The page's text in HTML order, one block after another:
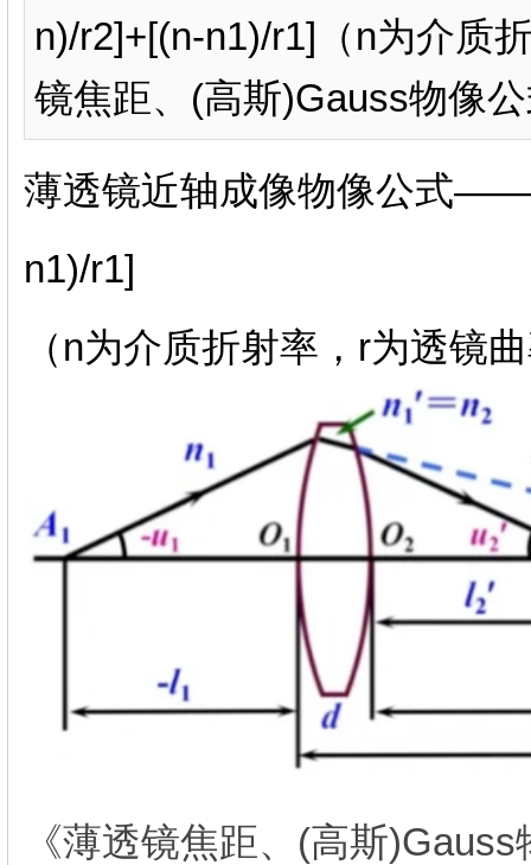
n)/r2]+[(n-n1)/r1]（n为介质
镜焦距、(高斯)Gauss物像
薄透镜近轴成像物像公式
n1)/r1]
（n为介质折射率，r为透镜
《薄透镜焦距、(高斯